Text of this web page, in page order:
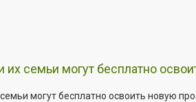
их семьи могут бесплатно
могут бесплатно освоить новую